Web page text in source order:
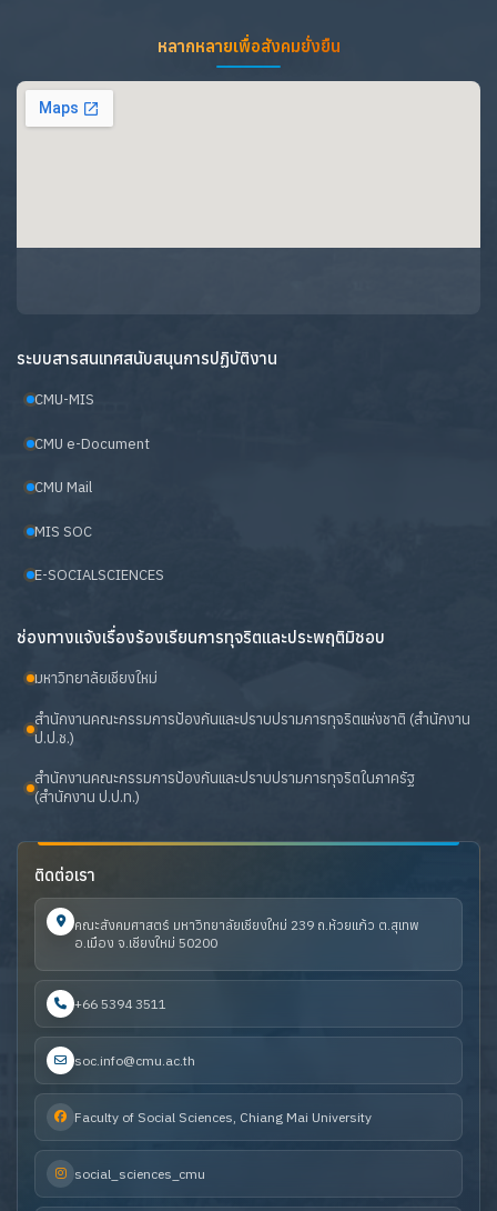
หลากหลายเพื่อสังคมยั่งยืน
ระบบสารสนเทศสนับสนุนการปฏิบัติงาน
CMU-MIS
CMU e-Document
CMU Mail
MIS SOC
E-SOCIALSCIENCES
ช่องทางแจ้งเรื่องร้องเรียนการทุจริตและประพฤติมิชอบ
มหาวิทยาลัยเชียงใหม่
สำนักงานคณะกรรมการป้องกันและปราบปรามการทุจริตแห่งชาติ (สำนักงาน
ป.ป.ช.)
สำนักงานคณะกรรมการป้องกันและปราบปรามการทุจริตในภาครัฐ
(สำนักงาน ป.ป.ท.)
ติดต่อเรา
คณะสังคมศาสตร์ มหาวิทยาลัยเชียงใหม่ 239 ถ.ห้วยแก้ว ต.สุเทพ
อ.เมือง จ.เชียงใหม่ 50200
+66 5394 3511
soc.info@cmu.ac.th
Faculty of Social Sciences, Chiang Mai University
social_sciences_cmu